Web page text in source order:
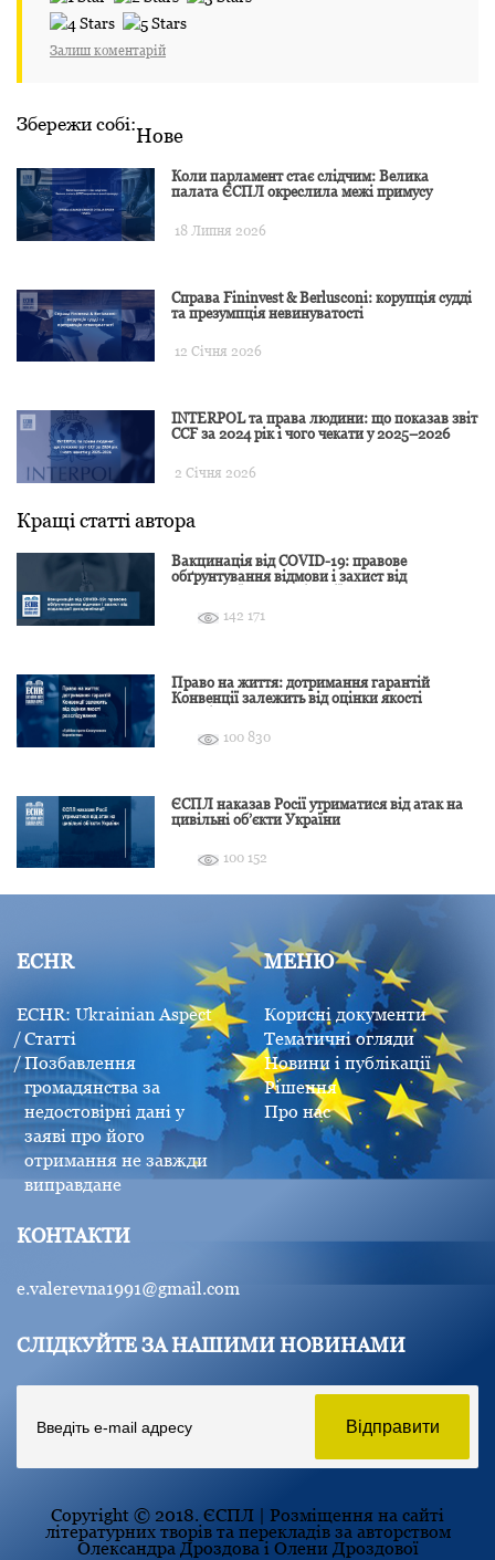
Залиш коментарій
Збережи собі:Нове
Коли парламент стає слідчим: Велика
палата ЄСПЛ окреслила межі примусу
18 Липня 2026
Справа Fininvest & Berlusconi: корупція судді
та презумпція невинуватості
12 Січня 2026
INTERPOL та права людини: що показав звіт
CCF за 2024 рік і чого чекати у 2025–2026
2 Січня 2026
Кращі статті автора
Вакцинація від COVID-19: правове
обґрунтування відмови і захист від
142 171
Право на життя: дотримання гарантій
Конвенції залежить від оцінки якості
100 830
ЄСПЛ наказав Росії утриматися від атак на
цивільні об’єкти України
100 152
ECHR
ECHR: Ukrainian Aspect
Статті
Позбавлення
громадянства за
недостовірні дані у
заяві про його
отримання не завжди
виправдане
МЕНЮ
Корисні документи
Тематичні огляди
Новини і публікації
Рішення
Про нас
КОНТАКТИ
e.valerevna1991@gmail.com
СЛІДКУЙТЕ ЗА НАШИМИ НОВИНАМИ
Copyright © 2018. ЄСПЛ | Розміщення на сайті
літературних творів та перекладів за авторством
Олександра Дроздова і Олени Дроздової